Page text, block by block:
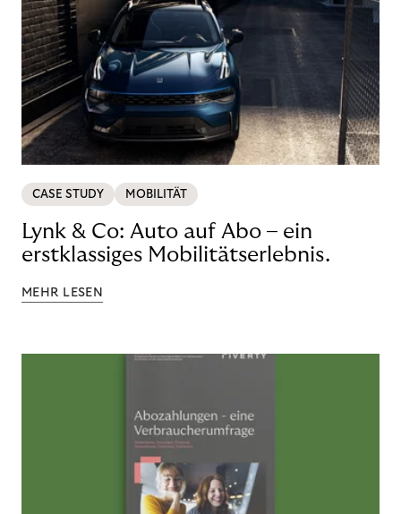
CASE STUDY MOBILITÄT
Lynk & Co: Auto auf Abo – ein
erstklassiges Mobilitätserlebnis.
MEHR LESEN